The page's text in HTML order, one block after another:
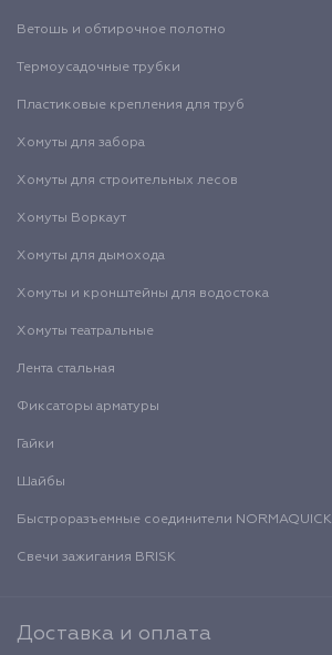
Ветошь и обтирочное полотно
Термоусадочные трубки
Пластиковые крепления для труб
Хомуты для забора
Хомуты для строительных лесов
Хомуты Воркаут
Хомуты для дымохода
Хомуты и кронштейны для водостока
Хомуты театральные
Лента стальная
Фиксаторы арматуры
Гайки
Шайбы
Быстроразъемные соединители NORMAQUICK
Свечи зажигания BRISK
Доставка и оплата